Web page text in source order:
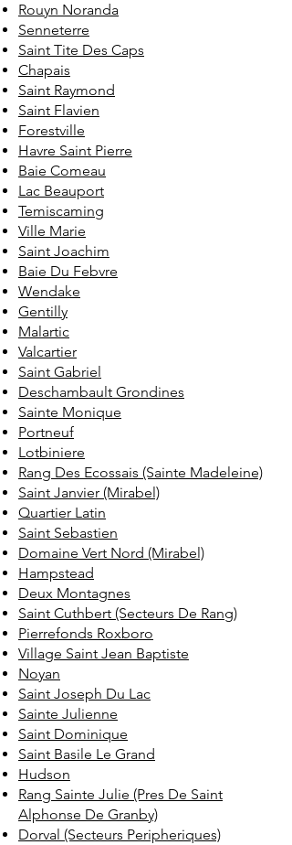
Rouyn Noranda
Senneterre
Saint Tite Des Caps
Chapais
Saint Raymond
Saint Flavien
Forestville
Havre Saint Pierre
Baie Comeau
Lac Beauport
Temiscaming
Ville Marie
Saint Joachim
Baie Du Febvre
Wendake
Gentilly
Malartic
Valcartier
Saint Gabriel
Deschambault Grondines
Sainte Monique
Portneuf
Lotbiniere
Rang Des Ecossais (Sainte Madeleine)
Saint Janvier (Mirabel)
Quartier Latin
Saint Sebastien
Domaine Vert Nord (Mirabel)
Hampstead
Deux Montagnes
Saint Cuthbert (Secteurs De Rang)
Pierrefonds Roxboro
Village Saint Jean Baptiste
Noyan
Saint Joseph Du Lac
Sainte Julienne
Saint Dominique
Saint Basile Le Grand
Hudson
Rang Sainte Julie (Pres De Saint
Alphonse De Granby)
Dorval (Secteurs Peripheriques)